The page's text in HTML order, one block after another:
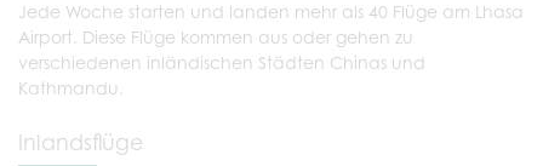
Jede Woche starten und landen mehr als 40 Flüge am Lhasa
Airport. Diese Flüge kommen aus oder gehen zu
verschiedenen inländischen Städten Chinas und
Kathmandu.
Inlandsflüge